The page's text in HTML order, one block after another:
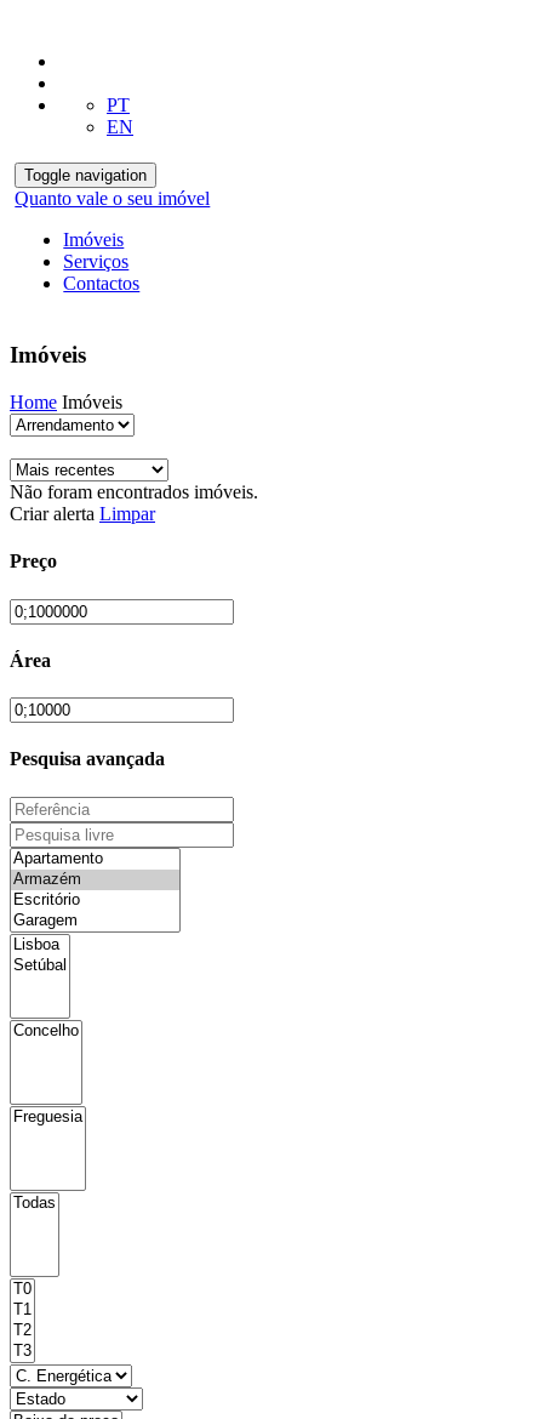
PT
EN
Toggle navigation
Quanto vale o seu imóvel
Imóveis
Serviços
Contactos
Imóveis
Home Imóveis
Não foram encontrados imóveis.
Criar alerta Limpar
Preço
Área
Pesquisa avançada